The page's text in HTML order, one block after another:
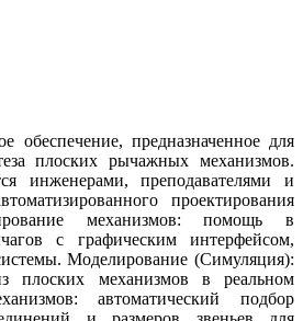
обеспечение, предназначенное для
плоских рычажных механизмов.
инженерами, преподавателями и
проектирования
механизмов: помощь в
с графическим интерфейсом,
Моделирование (Симуляция):
плоских механизмов в реальном
автоматический подбор